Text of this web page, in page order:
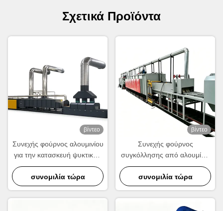
Σχετικά Προϊόντα
βίντεο
Συνεχής φούρνος αλουμινίου
για την κατασκευή ψυκτικών
και συμπυκνωτών.
συνομιλία τώρα
βίντεο
Συνεχής φούρνος
συγκόλλησης από αλουμίνιο
για την κατασκευή ψυκτικών,
συμπυκνωτών και εναλλάκτη
θερμότητας
συνομιλία τώρα